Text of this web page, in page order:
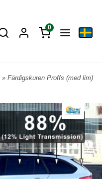
0
» Färdigskuren Proffs (med lim)